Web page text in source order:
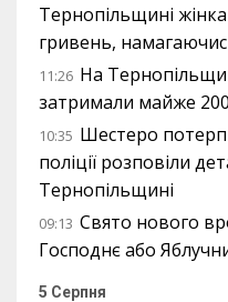
Тернопільщині
гривень,
11:26 На
затримали майже 200
10:35 Шестеро
поліції розповіли
Тернопільщині
09:13 Свято нового
Господнє або
5 Серпня